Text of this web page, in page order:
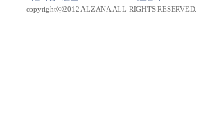
copyrightⓒ2012 ALZANA ALL RIGHTS RESERVED.